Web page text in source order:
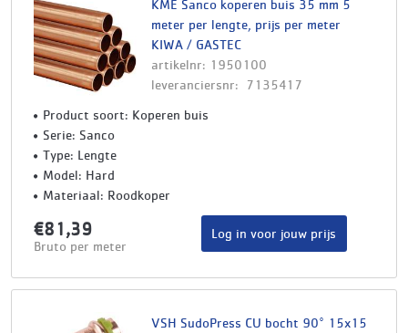
KME Sanco koperen buis 35 mm 5
meter per lengte, prijs per meter
KIWA / GASTEC
artikelnr: 1950100
leveranciersnr: 7135417
Product soort: Koperen buis
Serie: Sanco
Type: Lengte
Model: Hard
Materiaal: Roodkoper
€81,39
Bruto per meter
Log in voor jouw prijs
VSH SudoPress CU bocht 90° 15x15